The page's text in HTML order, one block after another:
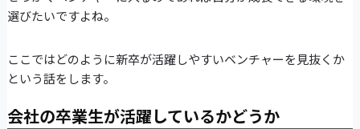
選びたいですよね。
ここではどのように新卒が活躍しやすいベンチャーを見抜くか
という話をします。
会社の卒業生が活躍しているかどうか